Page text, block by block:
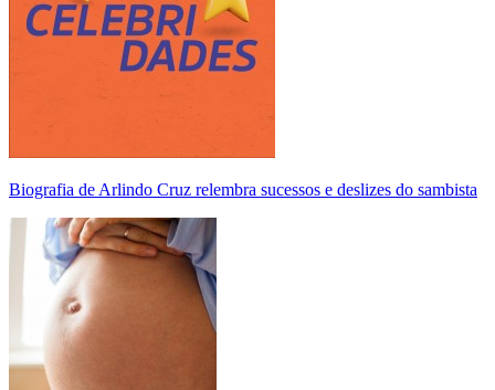
Biografia de Arlindo Cruz relembra sucessos e deslizes do sambista